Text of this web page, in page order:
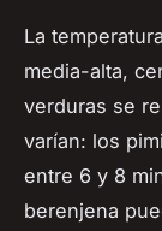
La
media-alta,
verduras se
varían: los
entre 6 y 8
berenjena